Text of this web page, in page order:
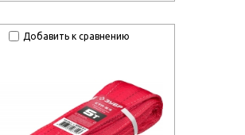
Добавить к сравнению